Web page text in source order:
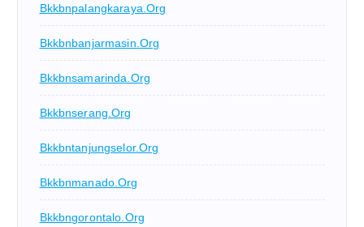
Bkkbnpalangkaraya.org
Bkkbnbanjarmasin.org
Bkkbnsamarinda.org
Bkkbnserang.org
Bkkbntanjungselor.org
Bkkbnmanado.org
Bkkbngorontalo.org